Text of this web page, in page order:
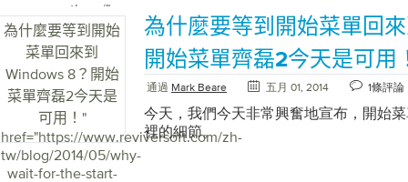
能，甚至是您認為我們可以合併到
法。
new-questions/">
其進行回答。如果你還沒有嘗試過，你
一個瑣碎的問題嗎？ 問一下！ 今天我們
的另一項重大改進，專門針對想要回答
可以收到ReviverSoft Answers上發布的
需要在ReviverSoft Answers主頁上查看
能的方法： 登錄ReviverSoft網站訪問您
任何新問題時通知我”的複選框 很簡單
們提出問題後立即幫助他們！ 我們已經
為什麼要等到開始
菜單回來到
Windows 8？開始
菜單齊磊2今天是
可用！ "
href="https://www.reviversoft.com/zh-
tw/blog/2014/05/why-
wait-for-the-start-
為什麼要等到開始菜單回
開始菜單齊磊2今天是可用
通過 Mark Beare 五月 01, 2014 1條評論
今天，我們今天非常興奮地宣布，開始
裡的細節。